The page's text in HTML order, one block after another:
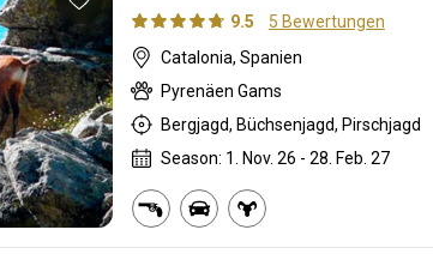
9.5
5 Bewertungen
Catalonia, Spanien
Pyrenäen Gams
Bergjagd, Büchsenjagd, Pirschjagd
Season: 1. Nov. 26 - 28. Feb. 27